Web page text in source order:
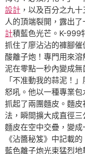
設計 ，以及百分之九
人的頂端裂開，露出
計積藍色光芒。K-999
抓住了廖沾沾的褲腳
酸離子炮！專門用來
泥在零點一秒內變成無
「不准動我的蒜泥！
怒吼。他以一種專業
抓起了兩團麵皮。麵皮
法，瞬間擴大成直徑
麵皮在空中交疊，變
《沾醬秘笈》中記載
藍色離子炮光束猛烈